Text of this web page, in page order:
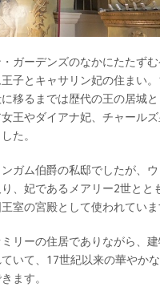
ガーデンズのなかにたたず
子とキャサリン妃の住まい
移るまでは歴代の王の居城と
王やダイアナ妃、チャール
た。
ガム伯爵の私邸でしたが、
、妃であるメアリー2世とと
室の宮殿として使われていま
リーの住居でありながら、
いて、17世紀以来の華やか
ます。